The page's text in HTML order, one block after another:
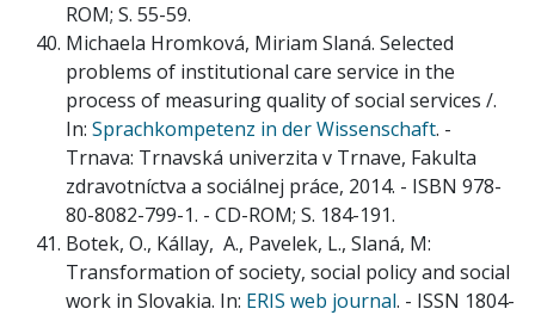
ROM; S. 55-59.
Michaela Hromková, Miriam Slaná. Selected
problems of institutional care service in the
process of measuring quality of social services /.
In: Sprachkompetenz in der Wissenschaft. -
Trnava: Trnavská univerzita v Trnave, Fakulta
zdravotníctva a sociálnej práce, 2014. - ISBN 978-
80-8082-799-1. - CD-ROM; S. 184-191.
Botek, O., Kállay, A., Pavelek, L., Slaná, M:
Transformation of society, social policy and social
work in Slovakia. In: ERIS web journal. - ISSN 1804-